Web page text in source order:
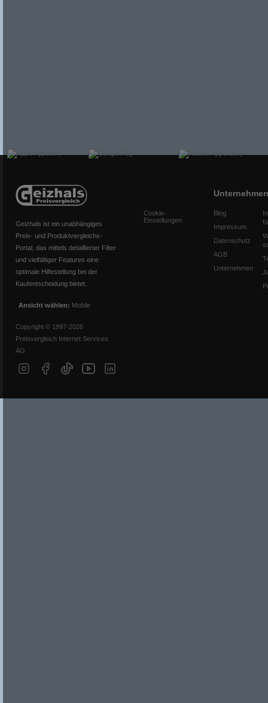
Geizhals ist ein unabhängiges
Preis- und Produktvergleichs-
Portal, das mittels detaillierter Filter
und vielfältiger Features eine
optimale Hilfestellung bei der
Kaufentscheidung bietet.
Ansicht wählen: Mobile
Copyright © 1997-2026
Preisvergleich Internet Services
AG
Cookie-
Einstellungen
Unternehmen
Blog
Impressum
Datenschutz
AGB
Unternehmen